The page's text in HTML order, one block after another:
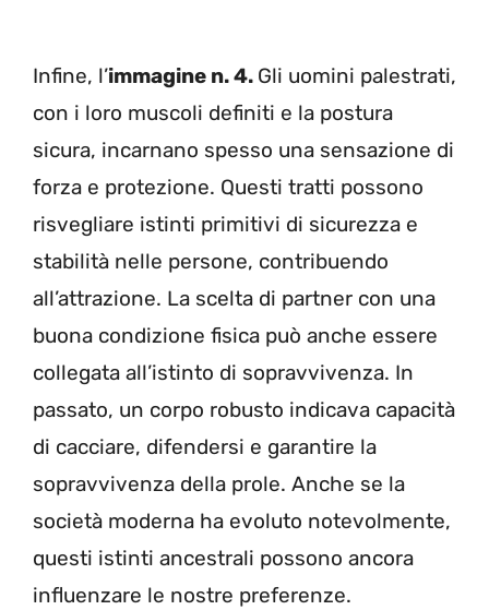
Infine, l’immagine n. 4. Gli uomini palestrati,
con i loro muscoli definiti e la postura
sicura, incarnano spesso una sensazione di
forza e protezione. Questi tratti possono
risvegliare istinti primitivi di sicurezza e
stabilità nelle persone, contribuendo
all’attrazione. La scelta di partner con una
buona condizione fisica può anche essere
collegata all’istinto di sopravvivenza. In
passato, un corpo robusto indicava capacità
di cacciare, difendersi e garantire la
sopravvivenza della prole. Anche se la
società moderna ha evoluto notevolmente,
questi istinti ancestrali possono ancora
influenzare le nostre preferenze.